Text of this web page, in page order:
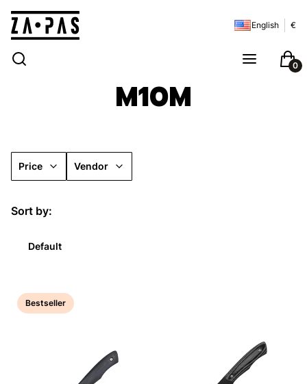
English €
Open search engine
Search Menu Cart
M10M
Price Vendor
List of products
Sort by:
Default
Bestseller